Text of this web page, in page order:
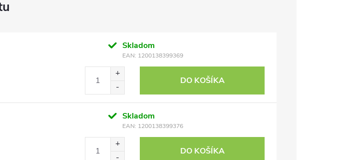
Skladom
EAN: 1200138399369
DO KOŠÍKA
Skladom
EAN: 1200138399376
DO KOŠÍKA